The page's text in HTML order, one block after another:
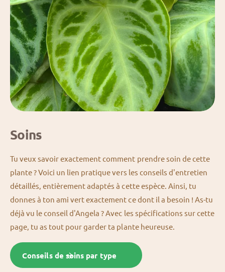
Soins
Tu veux savoir exactement comment prendre soin de cette
plante ? Voici un lien pratique vers les conseils d'entretien
détaillés, entièrement adaptés à cette espèce. Ainsi, tu
donnes à ton ami vert exactement ce dont il a besoin ! As-tu
déjà vu le conseil d'Angela ? Avec les spécifications sur cette
page, tu as tout pour garder ta plante heureuse.
Conseils de soins par type